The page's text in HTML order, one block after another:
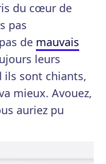
du cœur de
pas
de mauvais
leurs
ils sont chiants,
mieux. Avouez,
auriez pu